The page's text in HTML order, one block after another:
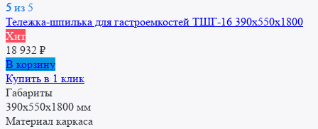
5 из 5
Тележка-шпилька для гастроемкостей ТШГ-16 390x550x1800
Хит
18 932 ₽
В корзину
Купить в 1 клик
Габариты
390x550x1800 мм
Материал каркаса